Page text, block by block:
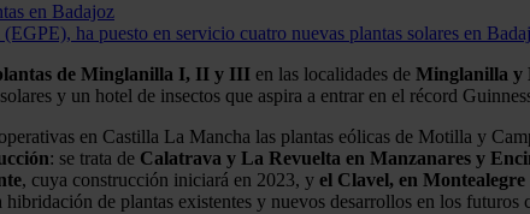
en Badajoz
ha puesto en servicio cuatro nuevas plantas solares en
de Minglanilla I, II y III en las localidades de Minglanilla y
y un hotel de insectos que aspira a entrar en el récord
en Castilla La Mancha las plantas eólicas de Motilla y
: se trata de Calatrava y La Revuelta en Manzanares y
, cuya construcción iniciará en 2023, y el Clavel, en
de plantas existentes y nuevos desarrollos en los futuros